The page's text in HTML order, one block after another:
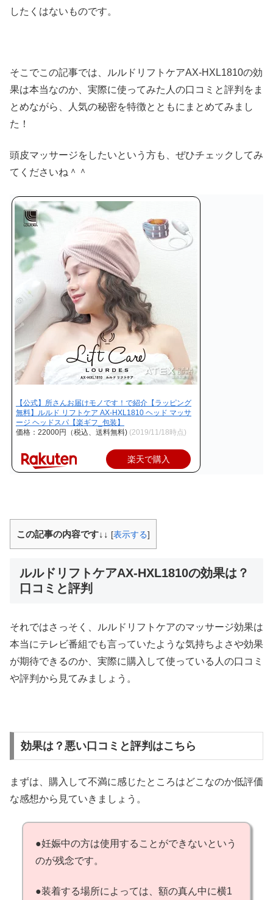
したくはないものです。
そこでこの記事では、ルルドリフトケアAX-HXL1810の効
果は本当なのか、実際に使ってみた人の口コミと評判をま
とめながら、人気の秘密を特徴とともにまとめてみまし
た！
頭皮マッサージをしたいという方も、ぜひチェックしてみ
てくださいね＾＾
【公式】所さんお届けモノです！で紹介【ラッピング
無料】ルルド リフトケア AX-HXL1810 ヘッド マッサ
ージ ヘッドスパ【楽ギフ_包装】
価格：22000円（税込、送料無料) (2019/11/18時点)
楽天で購入
この記事の内容です↓↓ [表示する]
ルルドリフトケアAX-HXL1810の効果は？
口コミと評判
それではさっそく、ルルドリフトケアのマッサージ効果は
本当にテレビ番組でも言っていたような気持ちよさや効果
が期待できるのか、実際に購入して使っている人の口コミ
や評判から見てみましょう。
効果は？悪い口コミと評判はこちら
まずは、購入して不満に感じたところはどこなのか低評価
な感想から見ていきましょう。
●妊娠中の方は使用することができないという
のが残念です。
●装着する場所によっては、額の真ん中に横1